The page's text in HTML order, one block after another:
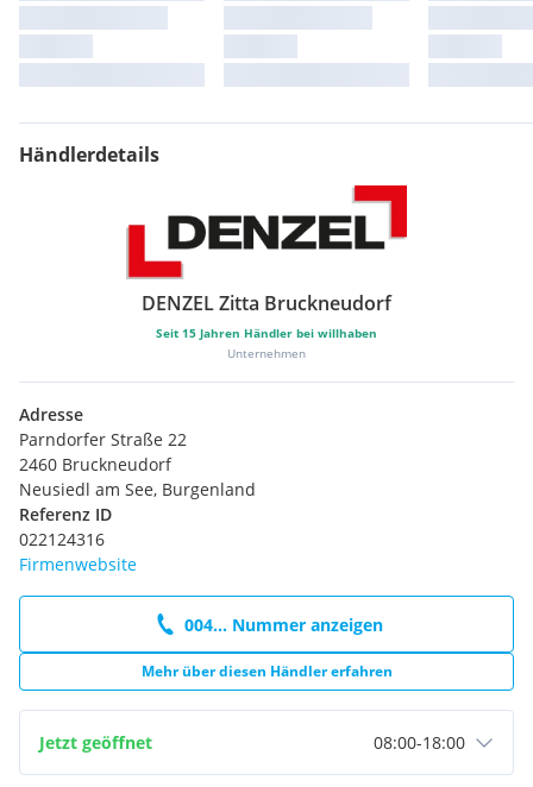
Händlerdetails
DENZEL Zitta Bruckneudorf
Seit 15 Jahren Händler bei willhaben
Unternehmen
Adresse
Parndorfer Straße 22
2460 Bruckneudorf
Neusiedl am See, Burgenland
Referenz ID
022124316
Firmenwebsite
004... Nummer anzeigen
Mehr über diesen Händler erfahren
Jetzt geöffnet 08:00-18:00